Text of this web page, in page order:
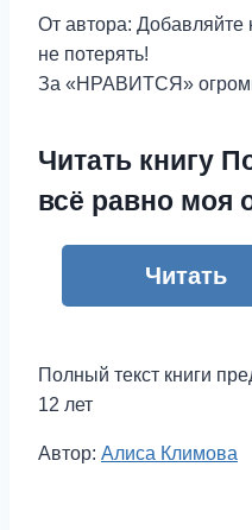
От автора: Добавляйте
не потерять!
За «НРАВИТСЯ»
Читать книгу
всё равно моя
Читать
Полный текст книги
12 лет
Метки
Автор: Алиса Климова